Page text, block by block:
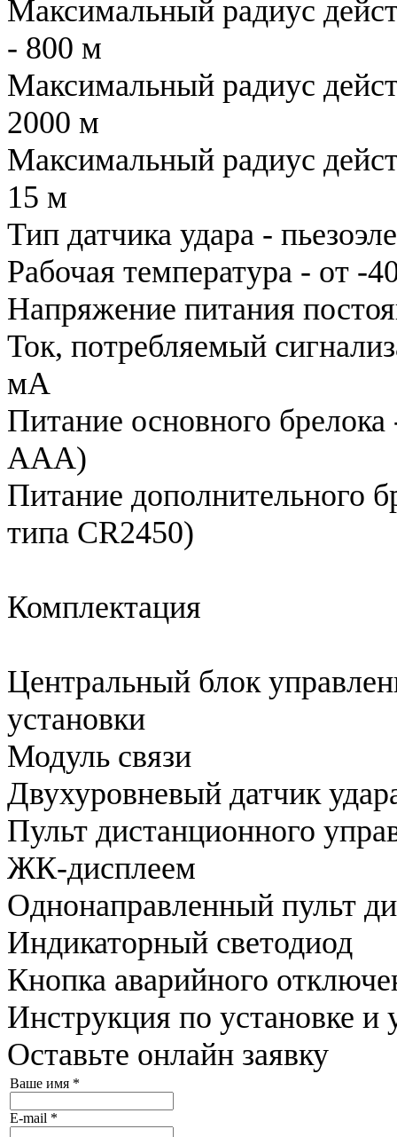
Максимальный радиус
- 800 м
Максимальный радиус
2000 м
Максимальный радиус
15 м
Тип датчика удара -
Рабочая температура - от -
Напряжение питания
Ток, потребляемый
мА
Питание основного
ААА)
Питание дополнительного
типа CR2450)
Комплектация
Центральный блок
установки
Модуль связи
Двухуровневый датчик
Пульт дистанционного
ЖК-дисплеем
Однонаправленный пульт
Индикаторный светодиод
Кнопка аварийного
Инструкция по установке
Оставьте онлайн заявку
Ваше имя *
E-mail *